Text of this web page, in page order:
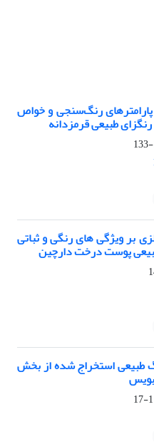
پارامترهای رنگ‌سنجی و خواص
طبیعی قرمزدانه
بر ویژگی های رنگی و ثباتی
پوست درخت دارچین
طبیعی استخراج شده از بخش
1-17